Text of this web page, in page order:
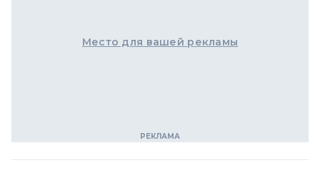
Место для вашей рекламы